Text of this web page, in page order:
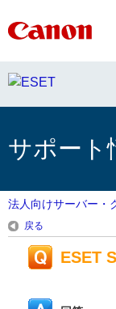
サポー
法人向けサーバー・
戻る
ESET